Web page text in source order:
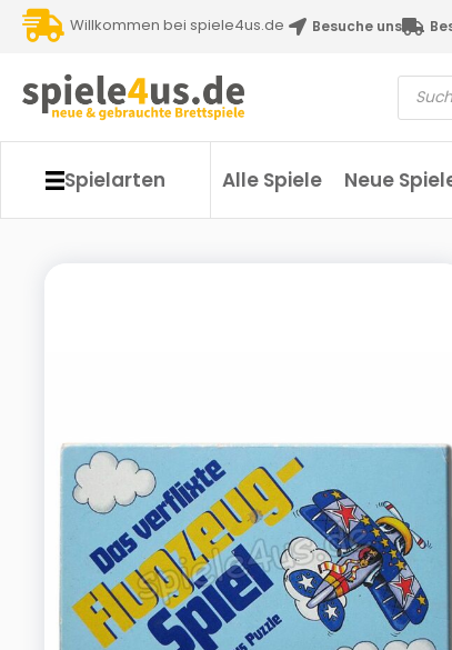
Willkommen bei spiele4us.de Besuche uns
Spielarten Alle Spiele Neue